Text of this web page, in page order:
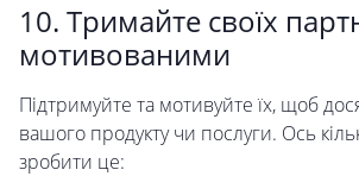
10. Тримайте своїх
мотивованими
Підтримуйте та мотивуйте їх, щоб
вашого продукту чи послуги. Ось
зробити це: